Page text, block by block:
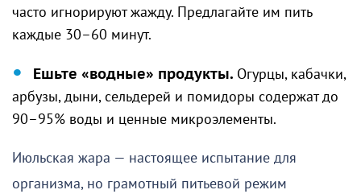
часто игнорируют жажду. Предлагайте им пить
каждые 30–60 минут.
Ешьте «водные» продукты. Огурцы, кабачки,
арбузы, дыни, сельдерей и помидоры содержат до
90–95% воды и ценные микроэлементы.
Июльская жара — настоящее испытание для
организма, но грамотный питьевой режим